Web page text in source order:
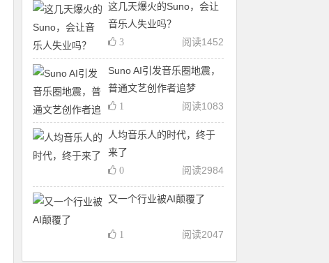
这几天爆火的Suno，会让
音乐人失业吗？
阅读1452
3
Suno AI引发音乐圈地震，
普通文艺创作者追梦
阅读1083
1
人均音乐人的时代，终于
来了
阅读2984
0
又一个行业被AI颠覆了
阅读2047
1